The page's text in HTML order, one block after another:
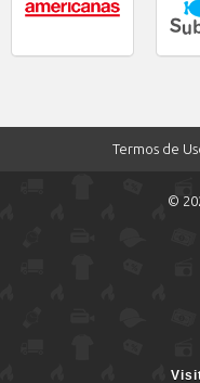
Termos de
©